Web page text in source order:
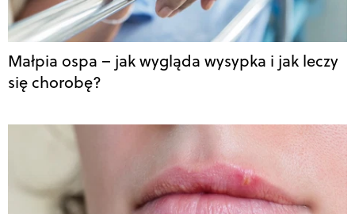
Małpia ospa – jak wygląda wysypka i jak leczy
się chorobę?